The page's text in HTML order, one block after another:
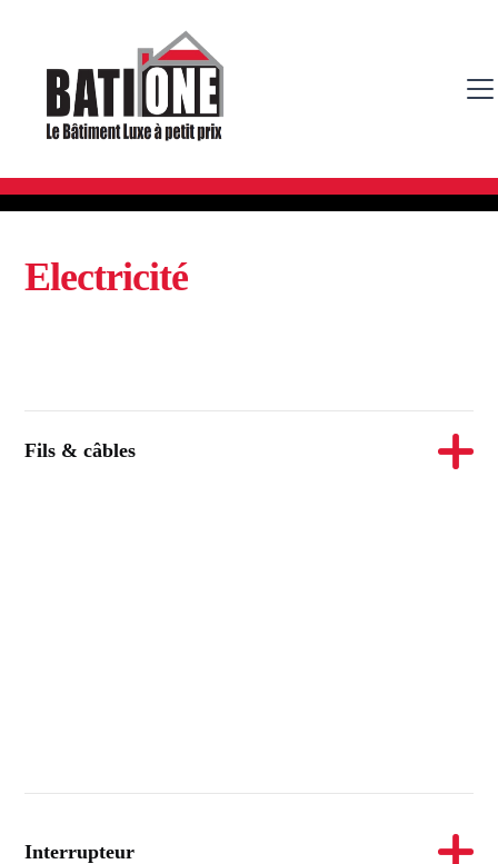
Electricité
Fils & câbles
Interrupteur